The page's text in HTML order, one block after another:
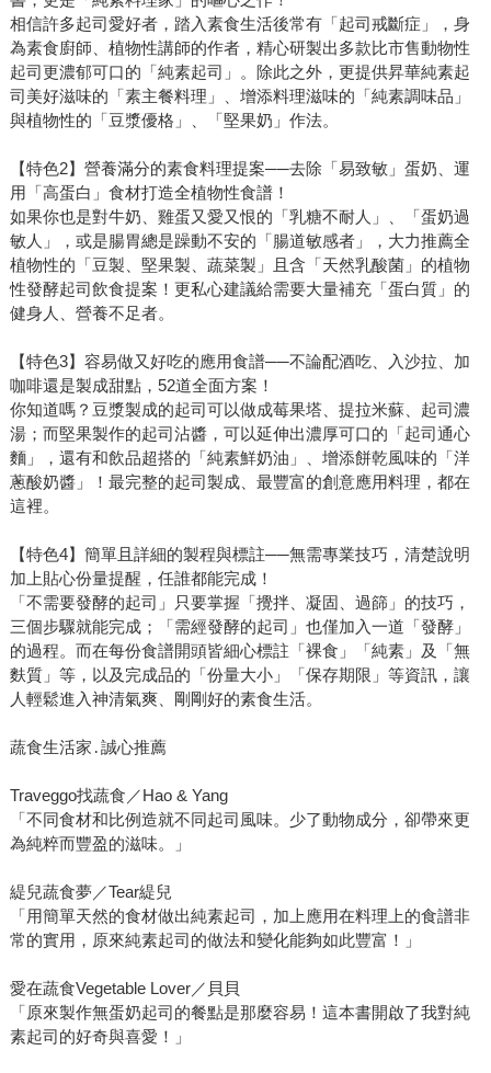
相信許多起司愛好者，踏入素食生活後常有「起司戒斷症」，身
為素食廚師、植物性講師的作者，精心研製出多款比市售動物性
起司更濃郁可口的「純素起司」。除此之外，更提供昇華純素起
司美好滋味的「素主餐料理」、增添料理滋味的「純素調味品」
與植物性的「豆漿優格」、「堅果奶」作法。
【特色2】營養滿分的素食料理提案──去除「易致敏」蛋奶、運
用「高蛋白」食材打造全植物性食譜！
如果你也是對牛奶、雞蛋又愛又恨的「乳糖不耐人」、「蛋奶過
敏人」，或是腸胃總是躁動不安的「腸道敏感者」，大力推薦全
植物性的「豆製、堅果製、蔬菜製」且含「天然乳酸菌」的植物
性發酵起司飲食提案！更私心建議給需要大量補充「蛋白質」的
健身人、營養不足者。
【特色3】容易做又好吃的應用食譜──不論配酒吃、入沙拉、加
咖啡還是製成甜點，52道全面方案！
你知道嗎？豆漿製成的起司可以做成莓果塔、提拉米蘇、起司濃
湯；而堅果製作的起司沾醬，可以延伸出濃厚可口的「起司通心
麵」，還有和飲品超搭的「純素鮮奶油」、增添餅乾風味的「洋
蔥酸奶醬」！最完整的起司製成、最豐富的創意應用料理，都在
這裡。
【特色4】簡單且詳細的製程與標註──無需專業技巧，清楚說明
加上貼心份量提醒，任誰都能完成！
「不需要發酵的起司」只要掌握「攪拌、凝固、過篩」的技巧，
三個步驟就能完成；「需經發酵的起司」也僅加入一道「發酵」
的過程。而在每份食譜開頭皆細心標註「裸食」「純素」及「無
麩質」等，以及完成品的「份量大小」「保存期限」等資訊，讓
人輕鬆進入神清氣爽、剛剛好的素食生活。
蔬食生活家․誠心推薦
Traveggo找蔬食／Hao & Yang
「不同食材和比例造就不同起司風味。少了動物成分，卻帶來更
為純粹而豐盈的滋味。」
緹兒蔬食夢／Tear緹兒
「用簡單天然的食材做出純素起司，加上應用在料理上的食譜非
常的實用，原來純素起司的做法和變化能夠如此豐富！」
愛在蔬食Vegetable Lover／貝貝
「原來製作無蛋奶起司的餐點是那麼容易！這本書開啟了我對純
素起司的好奇與喜愛！」